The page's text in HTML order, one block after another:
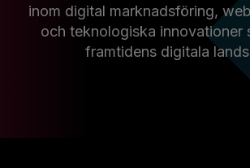
inom digital marknadsföring,
och teknologiska innovationer
framtidens digitala